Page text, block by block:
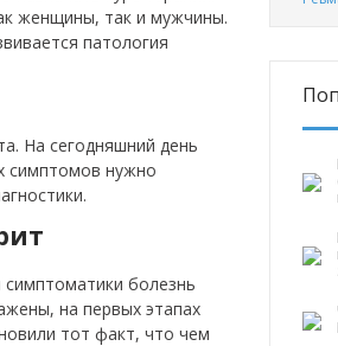
женщины, так и мужчины.
патология
На сегодняшний день
симптомов нужно
болезнь
на первых этапах
тот факт, что чем